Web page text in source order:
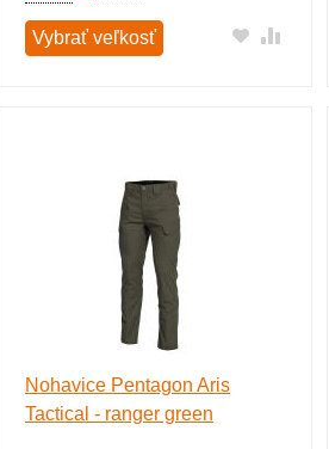
Vybrať veľkosť
Nohavice Pentagon Aris
Tactical - ranger green